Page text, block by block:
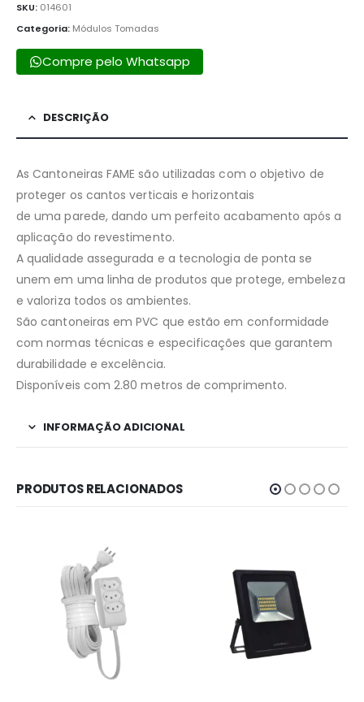
SKU: 014601
Categoria: Módulos Tomadas
Compre pelo Whatsapp
DESCRIÇÃO
As Cantoneiras FAME são utilizadas com o objetivo de
proteger os cantos verticais e horizontais
de uma parede, dando um perfeito acabamento após a
aplicação do revestimento.
A qualidade assegurada e a tecnologia de ponta se
unem em uma linha de produtos que protege, embeleza
e valoriza todos os ambientes.
São cantoneiras em PVC que estão em conformidade
com normas técnicas e especificações que garantem
durabilidade e excelência.
Disponíveis com 2.80 metros de comprimento.
INFORMAÇÃO ADICIONAL
PRODUTOS RELACIONADOS